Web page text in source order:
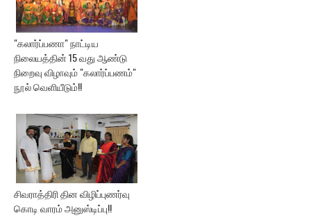
"கலார்ப்பணா" நாட்டிய
நிலையத்தின் 15 வது ஆண்டு
நிறைவு விழாவும் "கலார்ப்பணம்"
நூல் வெளியீடும்!!
சிவராத்திரி தின விழிப்புணர்வு
கொடி வாரம் அனுஸ்டிப்பு!!